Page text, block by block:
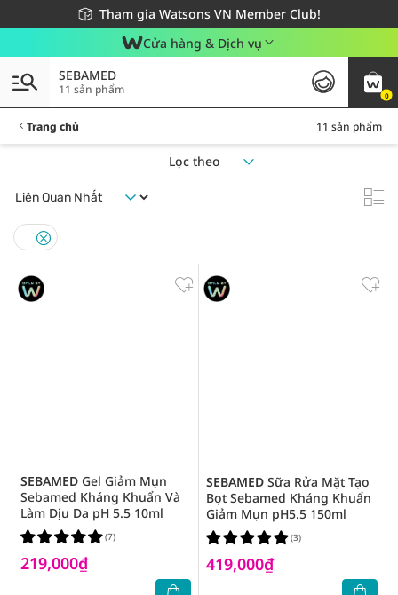
Tham gia Watsons VN Member Club!
Miễn phí giao hàng cho đơn hàng từ 249,000Đ
Giao hàng nhanh 24h - Áp dụng khu vực TP. Hồ Chí Minh
Cửa hàng & Dịch vụ
0
SEBAMED
11 sản phẩm
Trang chủ 11 sản phẩm
Lọc theo
SEBAMED Gel Giảm Mụn
Sebamed Kháng Khuẩn Và
Làm Dịu Da pH 5.5 10ml
219,000₫
(7)
SEBAMED Sữa Rửa Mặt Tạo
Bọt Sebamed Kháng Khuẩn
Giảm Mụn pH5.5 150ml
419,000₫
(3)